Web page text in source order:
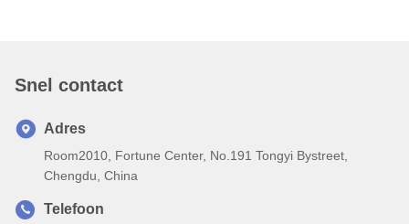
Room2010, Fortune Center, No.191 Tongyi Bystreet,
86-028-87578925-9:00
E-mail